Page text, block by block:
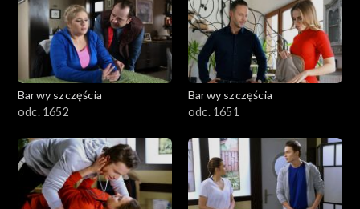
Barwy szczęścia
odc. 1652
Barwy szczęścia
odc. 1651